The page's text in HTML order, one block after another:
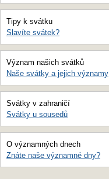
Tipy k svátku
Slavíte svátek?
Význam našich svátků
Naše svátky a jejich významy
Svátky v zahraničí
Svátky u sousedů
O významných dnech
Znáte naše významné dny?